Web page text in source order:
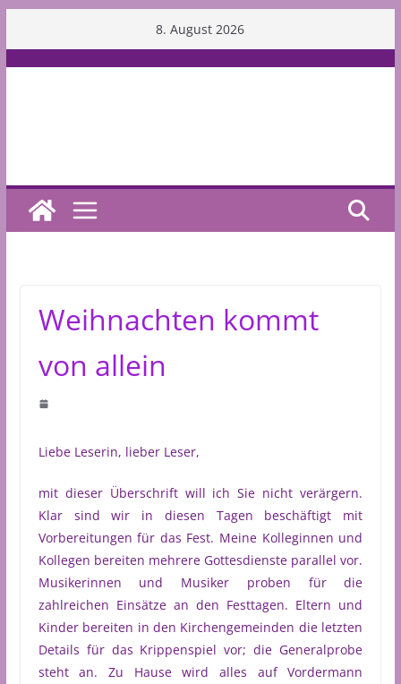
to
content
8. August 2026
Weihnachten kommt
von allein
Liebe Leserin, lieber Leser,
mit dieser Überschrift will ich Sie nicht verärgern.
Klar sind wir in diesen Tagen beschäftigt mit
Vorbereitungen für das Fest. Meine Kolleginnen und
Kollegen bereiten mehrere Gottesdienste parallel vor.
Musikerinnen und Musiker proben für die
zahlreichen Einsätze an den Festtagen. Eltern und
Kinder bereiten in den Kirchengemeinden die letzten
Details für das Krippenspiel vor; die Generalprobe
steht an. Zu Hause wird alles auf Vordermann